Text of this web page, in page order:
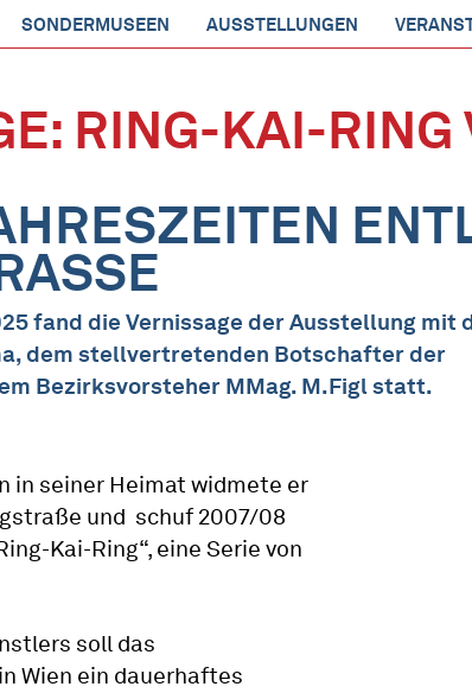
SONDERMUSEEN AUSSTELLUNGEN
RING-KAI-RING
fand die Vernissage der Ausstellung mit
dem stellvertretenden Botschafter der
Bezirksvorsteher MMag. M.Figl statt.
in seiner Heimat widmete er
und schuf 2007/08
Kai-Ring“, eine Serie von
soll das
Wien ein dauerhaftes